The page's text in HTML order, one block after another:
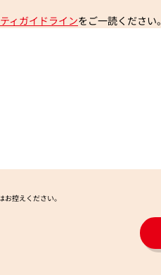
ィガイドラインをご一読ください。
控えください。​